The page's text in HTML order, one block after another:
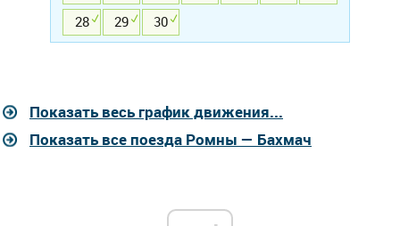
28
29 30
Показать весь график движения...
Показать все поезда Ромны — Бахмач